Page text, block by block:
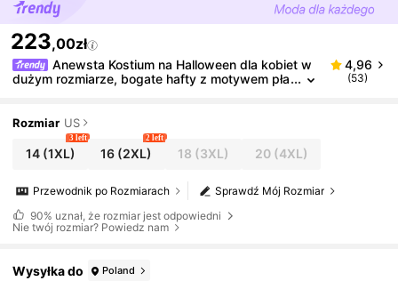
223,00zł
Anewsta Kostium na Halloween dla kobiet w
dużym rozmiarze, bogate hafty z motywem pła
4,96
(53)
Rozmiar US
14(1XL)
3 left
16 (2XL)
2 left
18 (3XL) 20(4XL)
Sprawdź Mój Rozmiar
Przewodnik po Rozmiarach
90% uznał, że rozmiar jest odpowiedni
Nie twój rozmiar? Powiedz nam
Wysyłka do Poland